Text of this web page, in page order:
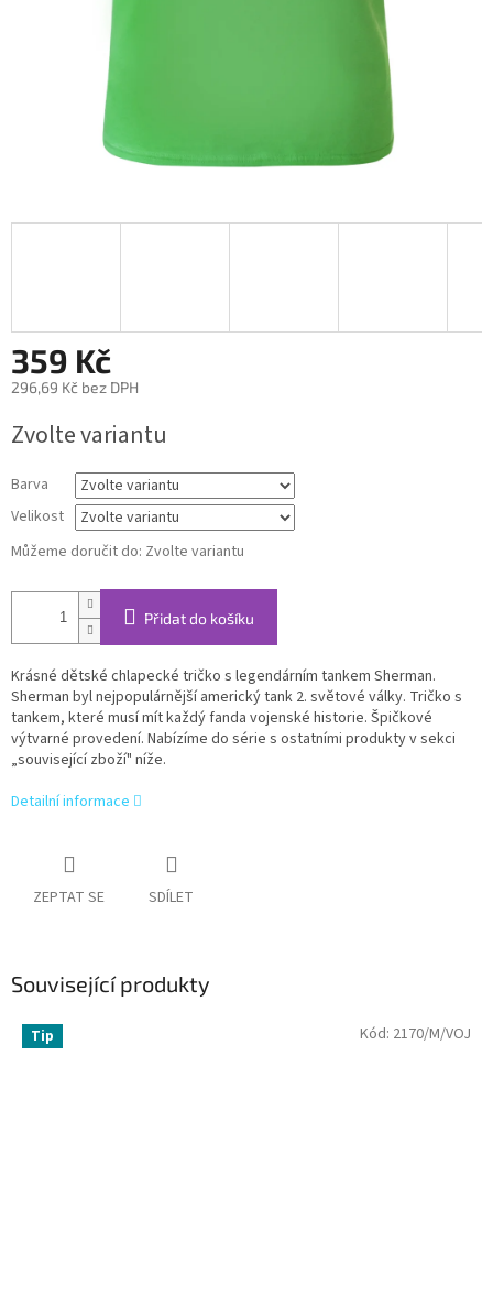
359 Kč
296,69 Kč bez DPH
cena:
Zvolte variantu
Barva
Velikost
Můžeme doručit do: Zvolte variantu
Přidat do košíku
Krásné dětské chlapecké tričko s legendárním tankem Sherman.
Sherman byl nejpopulárnější americký tank 2. světové války. Tričko s
tankem, které musí mít každý fanda vojenské historie. Špičkové
výtvarné provedení. Nabízíme do série s ostatními produkty v sekci
„související zboží" níže.
Detailní informace
ZEPTAT SE SDÍLET
Související produkty
Tip Kód: 2170/M/VOJ